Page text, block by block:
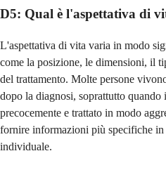
D5: Qual è l'aspettativa di
L'aspettativa di vita varia in modo
come la posizione, le dimensioni, il
del trattamento. Molte persone
dopo la diagnosi, soprattutto
precocemente e trattato in modo
fornire informazioni più specifiche in
individuale.